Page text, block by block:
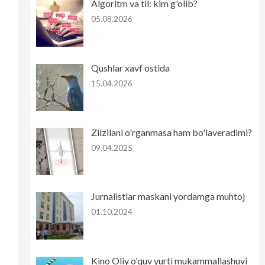
Algoritm va til: kim g'olib?
05.08.2026
Qushlar xavf ostida
15.04.2026
Zilzilani o'rganmasa ham bo'laveradimi?
09.04.2025
Jurnalistlar maskani yordamga muhtoj
01.10.2024
Kino Oliy o'quv yurti mukammallashuvi